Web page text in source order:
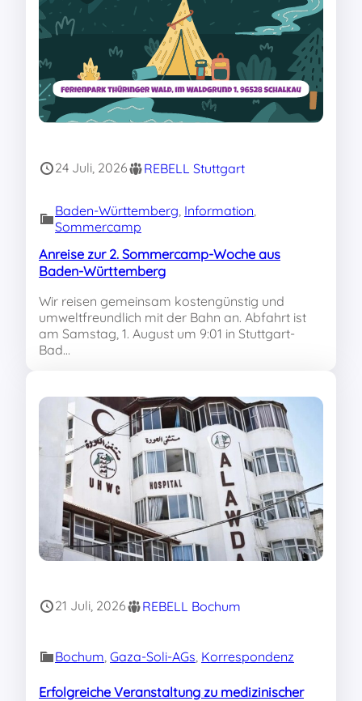
24 Juli, 2026 REBELL Stuttgart
Baden-Württemberg Information
Sommercamp
Anreise zur 2. Sommercamp-Woche aus
Baden-Württemberg
Wir reisen gemeinsam kostengünstig und
umweltfreundlich mit der Bahn an. Abfahrt ist
am Samstag, 1. August um 9:01 in Stuttgart-
Bad…
21 Juli, 2026 REBELL Bochum
Bochum Gaza-Soli-AGs Korrespondenz
Erfolgreiche Veranstaltung zu medizinischer